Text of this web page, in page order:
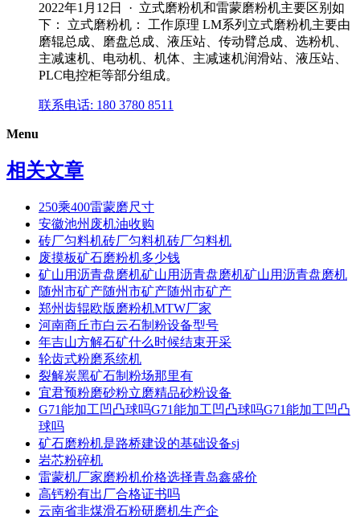
2022年1月12日 · 立式磨粉机和雷蒙磨粉机主要区别如
下： 立式磨粉机： 工作原理 LM系列立式磨粉机主要由
磨辊总成、磨盘总成、液压站、传动臂总成、选粉机、
主减速机、电动机、机体、主减速机润滑站、液压站、
PLC电控柜等部分组成。
联系电话: 180 3780 8511
Menu
相关文章
250乘400雷蒙磨尺寸
安徽池州废机油收购
砖厂匀料机砖厂匀料机砖厂匀料机
废摸板矿石磨粉机多少钱
矿山用沥青盘磨机矿山用沥青盘磨机矿山用沥青盘磨机
随州市矿产随州市矿产随州市矿产
郑州齿辊欧版磨粉机MTW厂家
河南商丘市白云石制粉设备型号
年吉山方解石矿什么时候结束开采
轮齿式粉磨系统机
裂解炭黑矿石制粉场那里有
宜君预粉磨砂粉立磨精品砂粉设备
G71能加工凹凸球吗G71能加工凹凸球吗G71能加工凹凸
球吗
矿石磨粉机是路桥建设的基础设备sj
岩芯粉碎机
雷蒙机厂家磨粉机价格选择青岛鑫盛价
高钙粉有出厂合格证书吗
云南省非煤滑石粉研磨机生产企